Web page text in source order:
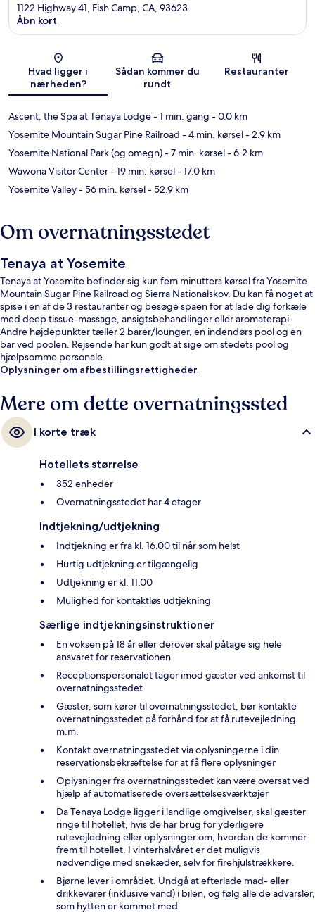
Kort
1122 Highway 41, Fish Camp, CA, 93623
Åbn kort
Hvad ligger i
nærheden?
Sådan kommer du
rundt
Restauranter
Ascent, the Spa at Tenaya Lodge- 1 min. gang - 0.0 km
Yosemite Mountain Sugar Pine Railroad - 4 min. kørsel- 2.9 km
Yosemite National Park (og omegn)- 7 min. kørsel- 6.2 km
Wawona Visitor Center- 19 min. kørsel- 17.0 km
Yosemite Valley- 56 min. kørsel- 52.9 km
Om overnatningsstedet
Tenaya at Yosemite
Tenaya at Yosemite befinder sig kun fem minutters kørsel fra Yosemite
Mountain Sugar Pine Railroad og Sierra Nationalskov. Du kan få noget at
spise i en af de 3 restauranter og besøge spaen for at lade dig forkæle
med deep tissue-massage, ansigtsbehandlinger eller aromaterapi.
Andre højdepunkter tæller 2 barer/lounger, en indendørs pool og en
bar ved poolen. Rejsende har kun godt at sige om stedets pool og
hjælpsomme personale.
Oplysninger om afbestillingsrettigheder
Mere om dette overnatningssted
I korte træk
Hotellets størrelse
352 enheder
Overnatningsstedet har 4 etager
Indtjekning/udtjekning
Indtjekning er fra kl. 16.00 til når som helst
Hurtig udtjekning er tilgængelig
Udtjekning er kl. 11.00
Mulighed for kontaktløs udtjekning
Særlige indtjekningsinstruktioner
En voksen på 18 år eller derover skal påtage sig hele
ansvaret for reservationen
Receptionspersonalet tager imod gæster ved ankomst til
overnatningsstedet
Gæster, som kører til overnatningsstedet, bør kontakte
overnatningsstedet på forhånd for at få rutevejledning
m.m.
Kontakt overnatningsstedet via oplysningerne i din
reservationsbekræftelse for at få flere oplysninger
Oplysninger fra overnatningsstedet kan være oversat ved
hjælp af automatiserede oversættelsesværktøjer
Da Tenaya Lodge ligger i landlige omgivelser, skal gæster
ringe til hotellet, hvis de har brug for yderligere
rutevejledning eller oplysninger om, hvordan de kommer
frem til hotellet. I vinterhalvåret er det muligvis
nødvendige med snekæder, selv for firehjulstrækkere.
Bjørne lever i området. Undgå at efterlade mad- eller
drikkevarer (inklusive vand) i bilen, og følg alle de advarsler,
som hytten er kommet med.